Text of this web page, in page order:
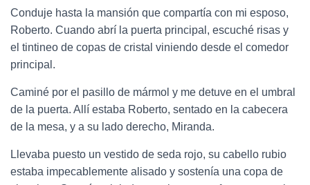
Conduje hasta la mansión que compartía con mi esposo,
Roberto. Cuando abrí la puerta principal, escuché risas y
el tintineo de copas de cristal viniendo desde el comedor
principal.
Caminé por el pasillo de mármol y me detuve en el umbral
de la puerta. Allí estaba Roberto, sentado en la cabecera
de la mesa, y a su lado derecho, Miranda.
Llevaba puesto un vestido de seda rojo, su cabello rubio
estaba impecablemente alisado y sostenía una copa de